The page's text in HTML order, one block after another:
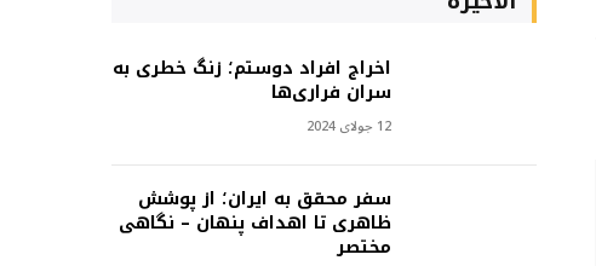
اخراج افراد دوستم؛ زنگ خطری به
سران فراری‌ها
12 جولای 2024
سفر محقق به ایران؛ از پوشش
ظاهری تا اهداف پنهان – نگاهی
مختصر